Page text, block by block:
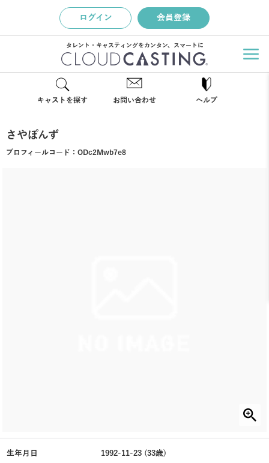
ログイン 会員登録
タレント・キャスティングをカンタン、スマートに
キャストを探す お問い合わせ ヘルプ
さやぽんず
プロフィールコード： ODc2Mwb7e8
生年月日
1992-11-23 (33歳)